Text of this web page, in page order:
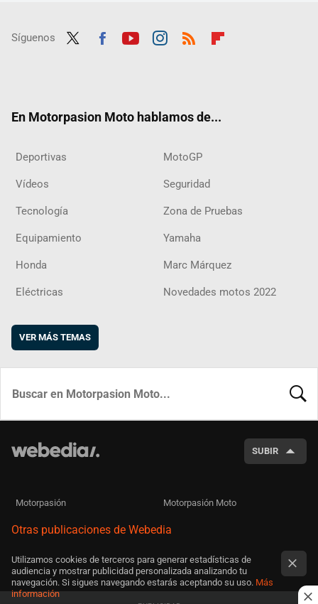
Síguenos
En Motorpasion Moto hablamos de...
Deportivas MotoGP
Vídeos Seguridad
Tecnología Zona de Pruebas
Equipamiento Yamaha
Honda Marc Márquez
Eléctricas Novedades motos 2022
VER MÁS TEMAS
SUBIR
Motorpasión Motorpasión Moto
Otras publicaciones de Webedia
Utilizamos cookies de terceros para generar estadísticas de
audiencia y mostrar publicidad personalizada analizando tu
navegación. Si sigues navegando estarás aceptando su uso. Más
información